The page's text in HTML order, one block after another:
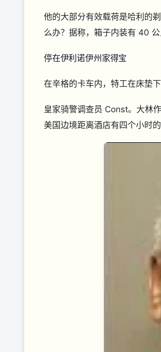
他的大部分有效载荷是哈利的
么办？据称，箱子内装有 40 公
停在伊利诺伊州家得宝
在辛格的卡车内，特工在床垫
皇家骑警调查员 Const。大林
美国边境距离酒店有四个小时